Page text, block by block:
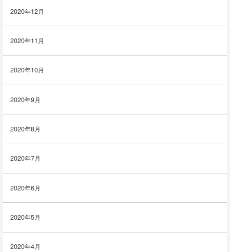
2020年12月
2020年11月
2020年10月
2020年9月
2020年8月
2020年7月
2020年6月
2020年5月
2020年4月